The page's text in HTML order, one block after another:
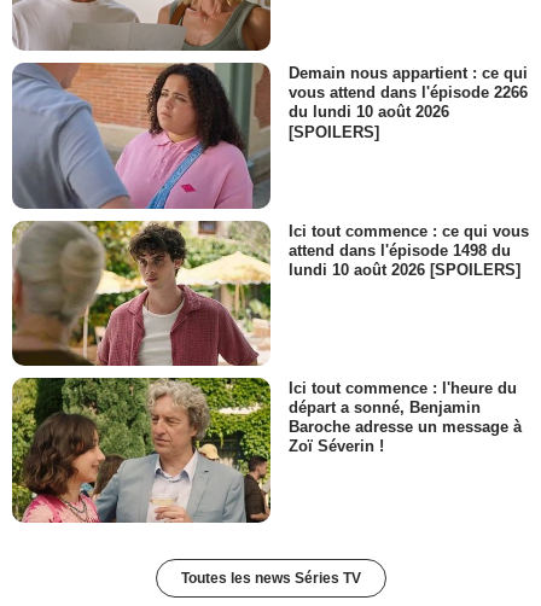
Demain nous appartient : ce qui
vous attend dans l'épisode 2266
du lundi 10 août 2026
[SPOILERS]
Ici tout commence : ce qui vous
attend dans l'épisode 1498 du
lundi 10 août 2026 [SPOILERS]
Ici tout commence : l'heure du
départ a sonné, Benjamin
Baroche adresse un message à
Zoï Séverin !
Toutes les news Séries TV